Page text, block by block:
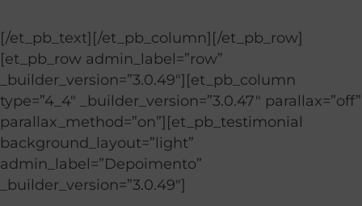
[/et_pb_text][/et_pb_column][/et_pb_row]
[et_pb_row admin_label=”row”
_builder_version=”3.0.49″][et_pb_column
type=”4_4″ _builder_version=”3.0.47″ parallax=”off”
parallax_method=”on”][et_pb_testimonial
background_layout=”light”
admin_label=”Depoimento”
_builder_version=”3.0.49″]